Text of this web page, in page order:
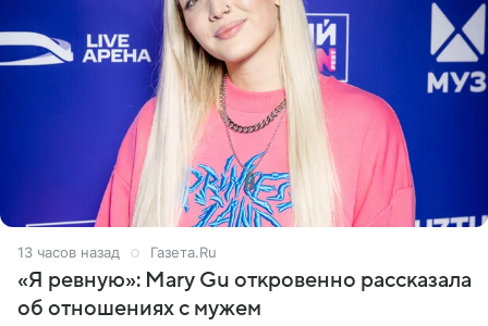
13 часов назад Газета.Ru
«Я ревную»: Mary Gu откровенно рассказала
об отношениях с мужем